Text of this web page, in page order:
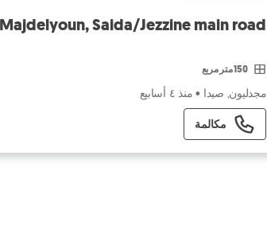
Saida/Jezzine main road
150 متر مربع
مجدليون, صيدا • منذ ٤ أسابيع
مكالمة